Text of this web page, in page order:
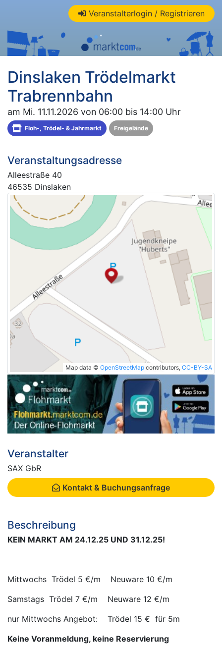
Veranstalterlogin / Registrieren
Dinslaken Trödelmarkt
Trabrennbahn
am Mi. 11.11.2026 von 06:00 bis 14:00 Uhr
Floh-, Trödel- & Jahrmarkt Freigelände
Veranstaltungsadresse
Alleestraße 40
46535 Dinslaken
Map data © OpenStreetMap contributors, CC-BY-SA
Veranstalter
SAX GbR
Kontakt & Buchungsanfrage
Beschreibung
KEIN MARKT AM 24.12.25 UND 31.12.25!
Mittwochs Trödel 5 €/m Neuware 10 €/m
Samstags Trödel 7 €/m Neuware 12 €/m
nur Mittwochs Angebot: Trödel 15 € für 5m
Keine Voranmeldung, keine Reservierung